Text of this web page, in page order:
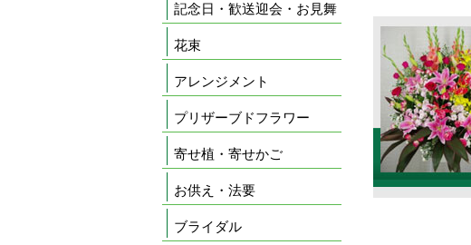
記念日・歓送迎会・お見舞
花束
アレンジメント
プリザーブドフラワー
寄せ植・寄せかご
お供え・法要
ブライダル